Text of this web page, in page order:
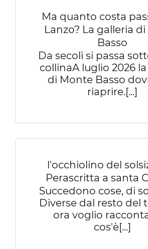
Ma quanto costa
Lanzo? La galleria
Basso
Da secoli si passa
collinaA luglio 2026
di Monte Basso
riaprire.[...]
l'occhiolino del
Perascritta a santa
Succedono cose, di
Diverse dal resto del
ora voglio
cos'è[...]